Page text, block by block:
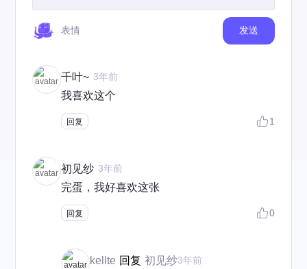
表情 发送
千叶~ 3年前
我喜欢这个
回复 1
初见纱 3年前
完蛋，我好喜欢这张
回复 0
kellte 回复 初见纱3年前